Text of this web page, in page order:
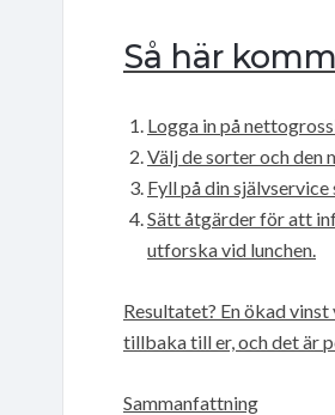
Så här
Logga in på
Välj de sorter och den
Fyll på din
Sätt åtgärder för att
utforska vid lunchen.
Resultatet? En ökad
tillbaka till er, och det är
Sammanfattning